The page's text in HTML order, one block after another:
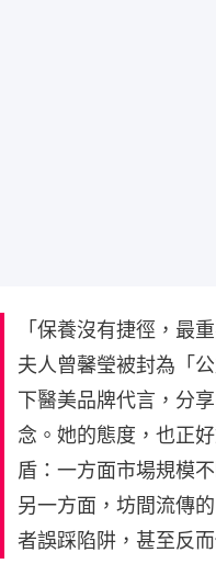
「保養沒有捷徑，最
夫人曾馨瑩被封為「
下醫美品牌代言，分
念。她的態度，也正
盾：一方面市場規模
另一方面，坊間流傳
者誤踩陷阱，甚至反